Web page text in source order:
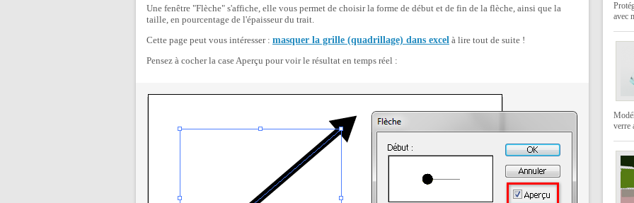
Une fenêtre "Flèche" s'affiche, elle vous permet de choisir la forme de début et de fin de la flèche, ainsi que la
taille, en pourcentage de l'épaisseur du trait.
Cette page peut vous intéresser : masquer la grille (quadrillage) dans excel à lire tout de suite !
Pensez à cocher la case Aperçu pour voir le résultat en temps réel :
avec
verre